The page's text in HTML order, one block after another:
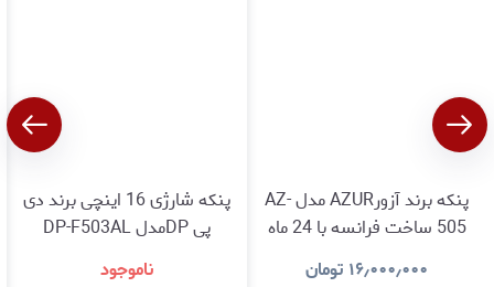
پنکه برند آزورAZUR مدل AZ-
505 ساخت فرانسه با 24 ماه
گارانتی شرکتی
۱۶٫۰۰۰٫۰۰۰ تومان
پنکه شارژی 16 اینچی برند دی
پی DPمدل DP-F503AL
باگارانتی اصالت وسلامت کالا
ناموجود